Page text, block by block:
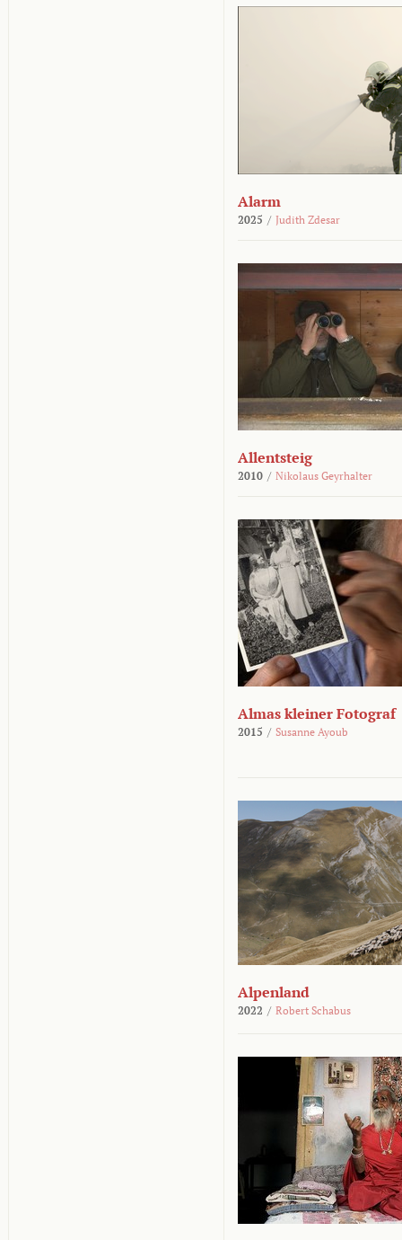
Alarm
2025 / Judith Zdesar
Allentsteig
2010 / Nikolaus Geyrhalter
Almas kleiner Fotograf
2015 / Susanne Ayoub
Alpenland
2022 / Robert Schabus